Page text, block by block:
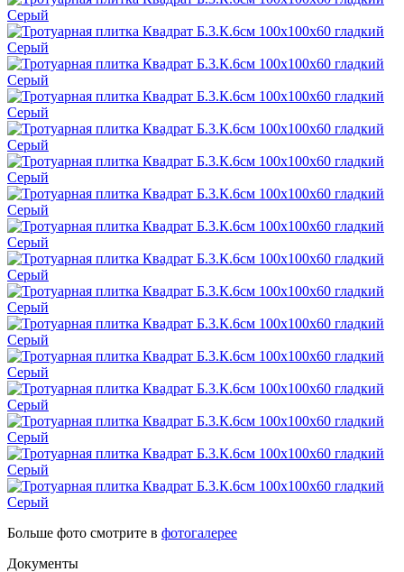
Больше фото смотрите в фотогалерее
Документы